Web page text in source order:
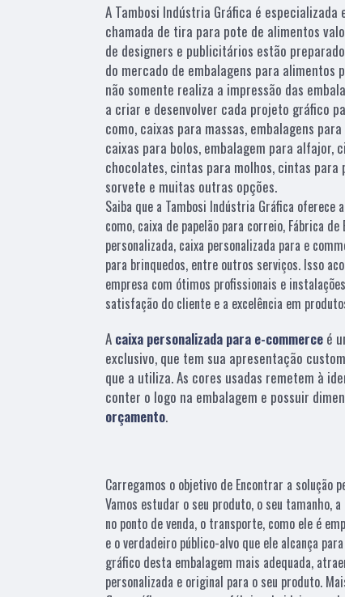
A Tambosi Indústria Gráfica é
chamada de tira para pote de alimentos
de designers e publicitários estão
do mercado de embalagens para alimentos
não somente realiza a impressão das
a criar e desenvolver cada projeto gráfico
como, caixas para massas, embalagens
caixas para bolos, embalagem para alfajor,
chocolates, cintas para molhos, cintas para
sorvete e muitas outras opções.
Saiba que a Tambosi Indústria Gráfica oferece
como, caixa de papelão para correio, Fábrica de
personalizada, caixa personalizada para e
para brinquedos, entre outros serviços. Isso
empresa com ótimos profissionais e
satisfação do cliente e a excelência em
A caixa personalizada para e-commerce é
exclusivo, que tem sua apresentação
que a utiliza. As cores usadas remetem à
conter o logo na embalagem e possuir
orçamento.
Carregamos o objetivo de Encontrar a solução
Vamos estudar o seu produto, o seu tamanho,
no ponto de venda, o transporte, como ele é
e o verdadeiro público-alvo que ele alcança
gráfico desta embalagem mais adequada,
personalizada e original para o seu produto.